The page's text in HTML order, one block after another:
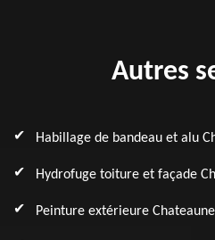
Autres
Habillage de bandeau et alu
Hydrofuge toiture et façade
Peinture extérieure